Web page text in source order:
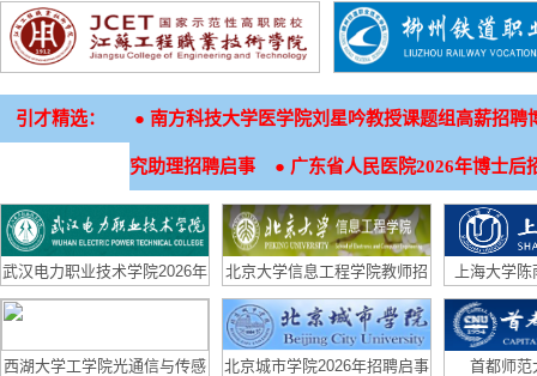
引才精选： ● 南方科技大学医学院刘星吟教授课题组高薪招聘
究助理招聘启事 ● 广东省人民医院2026年博士后
武汉电力职业技术学院2026年
招生章程
北京大学信息工程学院教师招
聘启事
上海大学
（生物材料
西湖大学工学院光通信与传感
北京城市学院2026年招聘启事 首都师范